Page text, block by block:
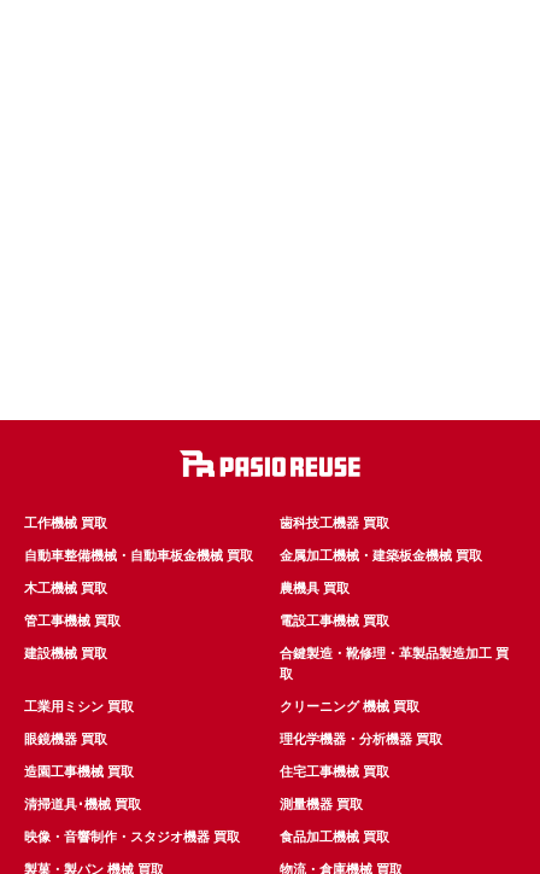
工作機械 買取 歯科技工機器 買取
自動車整備機械・自動車板金機械 買取 金属加工機械・建築板金機械 買取
木工機械 買取 農機具 買取
管工事機械 買取 電設工事機械 買取
建設機械 買取
合鍵製造・靴修理・革製品製造加工 買
取
工業用ミシン 買取 クリーニング 機械 買取
眼鏡機器 買取 理化学機器・分析機器 買取
造園工事機械 買取 住宅工事機械 買取
清掃道具･機械 買取 測量機器 買取
映像・音響制作・スタジオ機器 買取 食品加工機械 買取
製菓・製パン 機械 買取 物流・倉庫機械 買取